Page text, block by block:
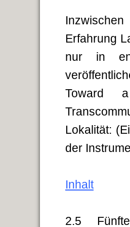
Erfahrung
nur in
Toward
Lokalität:
der
Inhalt
2.5 Fünfte